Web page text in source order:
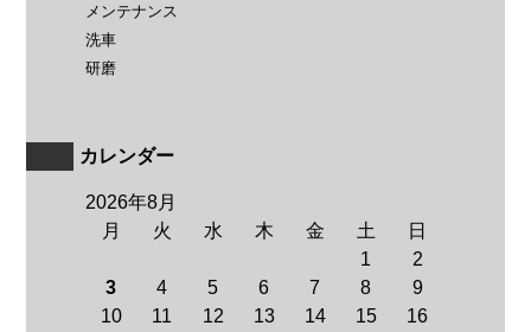
メンテナンス
洗車
研磨
カレンダー
2026年8月
月
火 水 木 金 土
日
1
2
3
4 5 6 7 8
9
10
11 12 13 14 15
16